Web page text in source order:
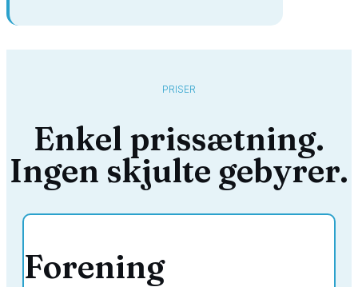
PRISER
Enkel prissætning.
Ingen skjulte gebyrer.
Forening